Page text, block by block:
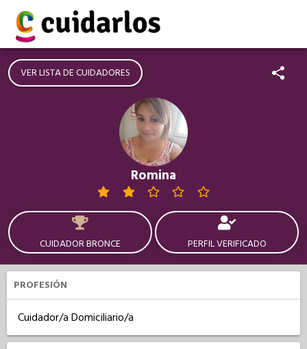
VER LISTA DE CUIDADORES
Romina
CUIDADOR BRONCE PERFIL VERIFICADO
PROFESIÓN
Cuidador/a Domiciliario/a